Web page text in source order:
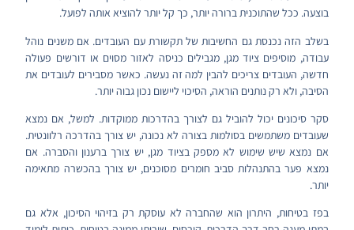
בוצעה. ככל שהתוכנית ברורה יותר, כך קל יותר להוציא אותה לפועל.
בשלב הזה נכנסת גם החשיבות של תקשורת עם העובדים. אם משנים נוהל
עבודה, מוסיפים ציוד מגן, מגבילים כניסה לאזור מסוים או דורשים פעולה
חדשה, העובדים צריכים להבין למה זה נעשה. כאשר מסבירים לעובדים את
הסיבה, ולא רק נותנים הוראה, הסיכוי ליישום נכון גבוה יותר.
סקר סיכונים יכול להוביל גם לצורך בהדרכות ממוקדות. למשל, אם נמצא
שעובדים משתמשים בסולמות בצורה לא נכונה, יש צורך בהדרכה רלוונטית.
אם נמצא שיש שימוש לא מספק בציוד מגן, יש צורך ברענון והסברה. אם
נמצא פער בהתנהלות סביב חומרים מסוכנים, יש צורך בהכשרה מתאימה
יותר.
בפז בטיחות, היתרון הוא שהחברה לא עוסקת רק בזיהוי הסיכון, אלא גם